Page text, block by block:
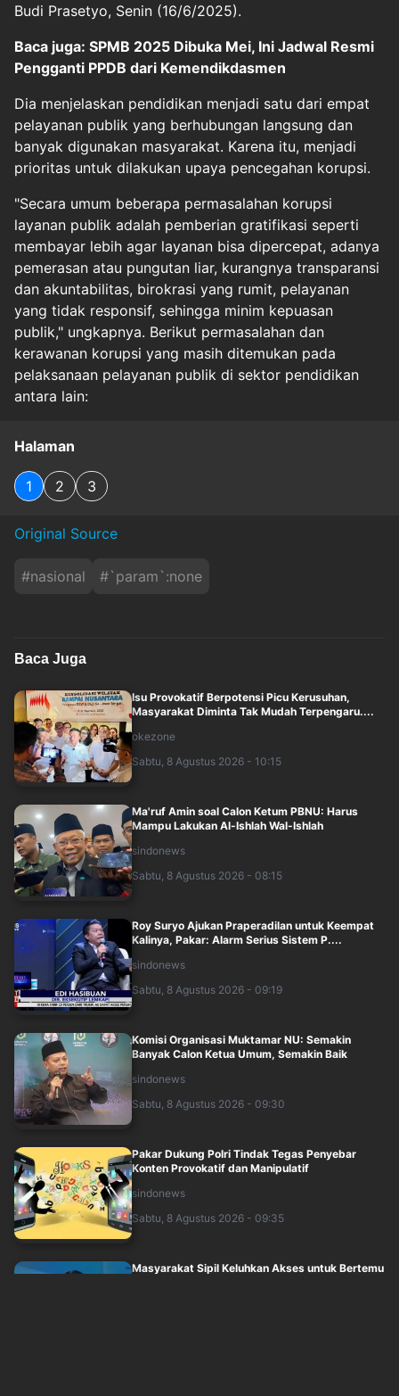
Budi Prasetyo, Senin (16/6/2025).
Baca juga: SPMB 2025 Dibuka Mei, Ini Jadwal Resmi
Pengganti PPDB dari Kemendikdasmen
Dia menjelaskan pendidikan menjadi satu dari empat
pelayanan publik yang berhubungan langsung dan
banyak digunakan masyarakat. Karena itu, menjadi
prioritas untuk dilakukan upaya pencegahan korupsi.
"Secara umum beberapa permasalahan korupsi
layanan publik adalah pemberian gratifikasi seperti
membayar lebih agar layanan bisa dipercepat, adanya
pemerasan atau pungutan liar, kurangnya transparansi
dan akuntabilitas, birokrasi yang rumit, pelayanan
yang tidak responsif, sehingga minim kepuasan
publik," ungkapnya. Berikut permasalahan dan
kerawanan korupsi yang masih ditemukan pada
pelaksanaan pelayanan publik di sektor pendidikan
antara lain:
Halaman
1 2 3
Original Source
#nasional #`param`:none
Baca Juga
Isu Provokatif Berpotensi Picu Kerusuhan,
Masyarakat Diminta Tak Mudah Terpengaru....
okezone
Sabtu, 8 Agustus 2026 - 10:15
Ma'ruf Amin soal Calon Ketum PBNU: Harus
Mampu Lakukan Al-Ishlah Wal-Ishlah
sindonews
Sabtu, 8 Agustus 2026 - 08:15
Roy Suryo Ajukan Praperadilan untuk Keempat
Kalinya, Pakar: Alarm Serius Sistem P....
sindonews
Sabtu, 8 Agustus 2026 - 09:19
Komisi Organisasi Muktamar NU: Semakin
Banyak Calon Ketua Umum, Semakin Baik
sindonews
Sabtu, 8 Agustus 2026 - 09:30
Pakar Dukung Polri Tindak Tegas Penyebar
Konten Provokatif dan Manipulatif
sindonews
Sabtu, 8 Agustus 2026 - 09:35
Masyarakat Sipil Keluhkan Akses untuk Bertemu